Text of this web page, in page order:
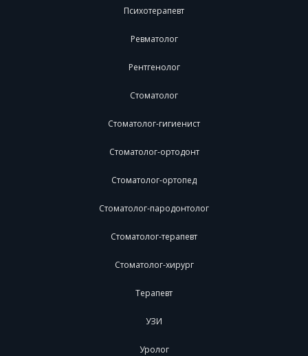
Психотерапевт
Ревматолог
Рентгенолог
Стоматолог
Стоматолог-гигиенист
Стоматолог-ортодонт
Стоматолог-ортопед
Стоматолог-пародонтолог
Стоматолог-терапевт
Стоматолог-хирург
Терапевт
УЗИ
Уролог